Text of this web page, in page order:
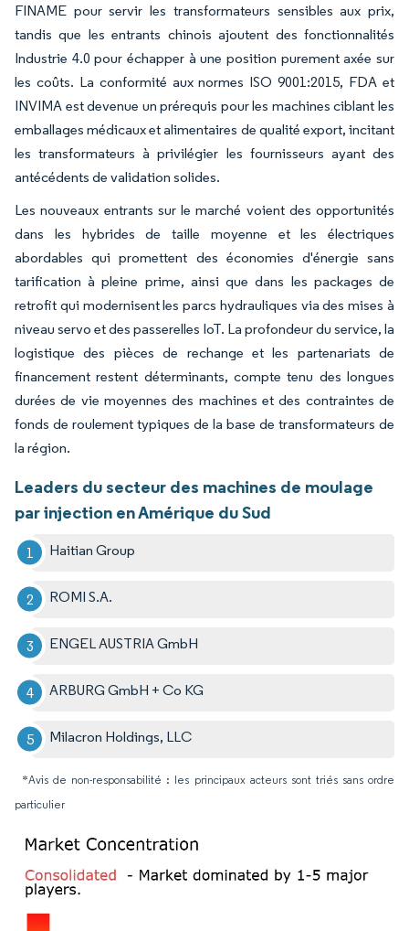
FINAME pour servir les transformateurs sensibles aux prix,
tandis que les entrants chinois ajoutent des fonctionnalités
Industrie 4.0 pour échapper à une position purement axée sur
les coûts. La conformité aux normes ISO 9001:2015, FDA et
INVIMA est devenue un prérequis pour les machines ciblant les
emballages médicaux et alimentaires de qualité export, incitant
les transformateurs à privilégier les fournisseurs ayant des
antécédents de validation solides.
Les nouveaux entrants sur le marché voient des opportunités
dans les hybrides de taille moyenne et les électriques
abordables qui promettent des économies d'énergie sans
tarification à pleine prime, ainsi que dans les packages de
retrofit qui modernisent les parcs hydrauliques via des mises à
niveau servo et des passerelles IoT. La profondeur du service, la
logistique des pièces de rechange et les partenariats de
financement restent déterminants, compte tenu des longues
durées de vie moyennes des machines et des contraintes de
fonds de roulement typiques de la base de transformateurs de
la région.
Leaders du secteur des machines de moulage
par injection en Amérique du Sud
Haitian Group
ROMI S.A.
ENGEL AUSTRIA GmbH
ARBURG GmbH + Co KG
Milacron Holdings, LLC
*Avis de non-responsabilité : les principaux acteurs sont triés sans ordre
particulier